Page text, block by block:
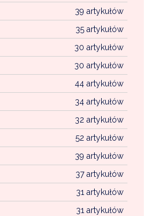
39 artykułów
35 artykułów
30 artykułów
30 artykułów
44 artykułów
34 artykułów
32 artykułów
52 artykułów
39 artykułów
37 artykułów
31 artykułów
31 artykułów